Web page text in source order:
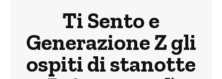
Ti Sento e
Generazione Z gli
ospiti di stanotte